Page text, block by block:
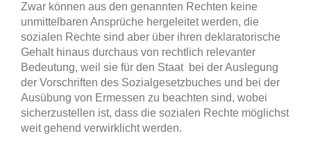
Zwar können aus den genannten Rechten keine
unmittelbaren Ansprüche hergeleitet werden, die
sozialen Rechte sind aber über ihren deklaratorische
Gehalt hinaus durchaus von rechtlich relevanter
Bedeutung, weil sie für den Staat bei der Auslegung
der Vorschriften des Sozialgesetzbuches und bei der
Ausübung von Ermessen zu beachten sind, wobei
sicherzustellen ist, dass die sozialen Rechte möglichst
weit gehend verwirklicht werden.